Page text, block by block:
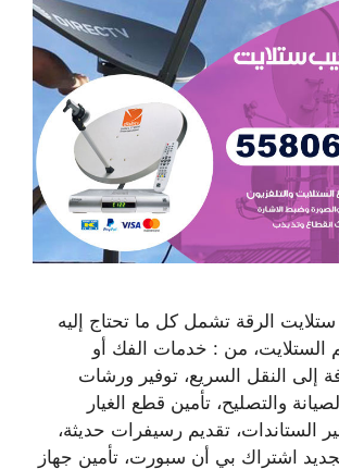
الرقة تشمل كل ما تحتاج إليه
من : خدمات الفك أو
إلى النقل السريع، توفير ورشات
والتصليح، تأمين قطع الغيار
الستاندات، تقديم رسيفرات حديثة،
تجديد اشتراك بي أن سبورت، تأمين جهاز